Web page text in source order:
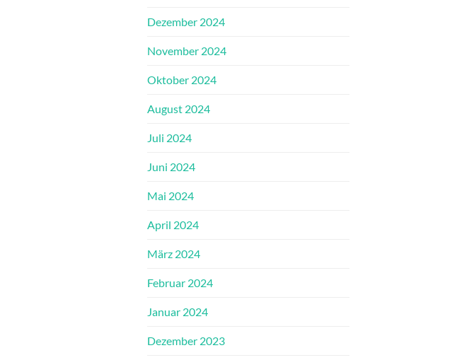
Dezember 2024
November 2024
Oktober 2024
August 2024
Juli 2024
Juni 2024
Mai 2024
April 2024
März 2024
Februar 2024
Januar 2024
Dezember 2023